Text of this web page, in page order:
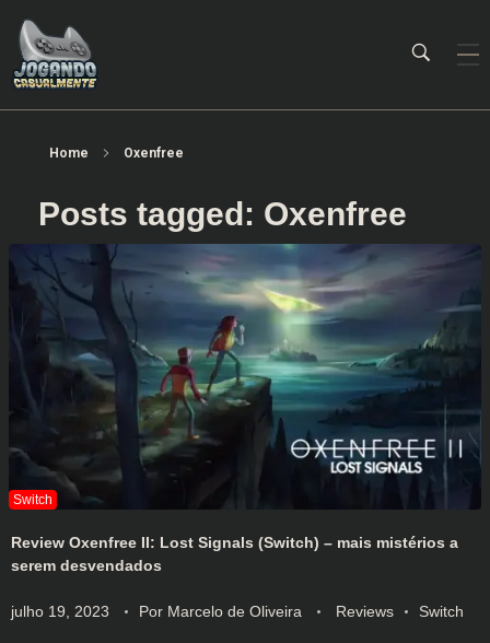
Home Oxenfree
Posts tagged: Oxenfree
Review Oxenfree II: Lost Signals (Switch) – mais mistérios a
serem desvendados
julho 19, 2023 Por Marcelo de Oliveira Reviews Switch